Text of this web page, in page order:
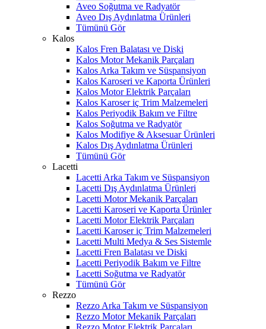
Aveo Soğutma ve Radyatör
Aveo Dış Aydınlatma Ürünleri
Tümünü Gör
Kalos
Kalos Fren Balatası ve Diski
Kalos Motor Mekanik Parçaları
Kalos Arka Takım ve Süspansiyon
Kalos Karoseri ve Kaporta Ürünleri
Kalos Motor Elektrik Parçaları
Kalos Karoser iç Trim Malzemeleri
Kalos Periyodik Bakım ve Filtre
Kalos Soğutma ve Radyatör
Kalos Modifiye & Aksesuar Ürünleri
Kalos Dış Aydınlatma Ürünleri
Tümünü Gör
Lacetti
Lacetti Arka Takım ve Süspansiyon
Lacetti Dış Aydınlatma Ürünleri
Lacetti Motor Mekanik Parçaları
Lacetti Karoseri ve Kaporta Ürünler
Lacetti Motor Elektrik Parçaları
Lacetti Karoser iç Trim Malzemeleri
Lacetti Multi Medya & Ses Sistemle
Lacetti Fren Balatası ve Diski
Lacetti Periyodik Bakım ve Filtre
Lacetti Soğutma ve Radyatör
Tümünü Gör
Rezzo
Rezzo Arka Takım ve Süspansiyon
Rezzo Motor Mekanik Parçaları
Rezzo Motor Elektrik Parçaları